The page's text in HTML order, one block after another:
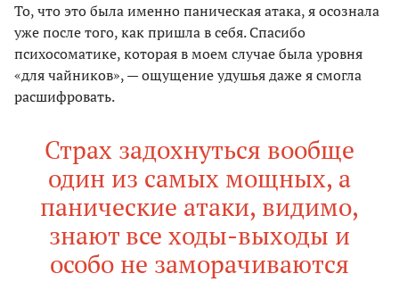
То, что это была именно паническая атака, я осознала
уже после того, как пришла в себя. Спасибо
психосоматике, которая в моем случае была уровня
«для чайников», — ощущение удушья даже я смогла
расшифровать.
Страх задохнуться вообще
один из самых мощных, а
панические атаки, видимо,
знают все ходы-выходы и
особо не заморачиваются